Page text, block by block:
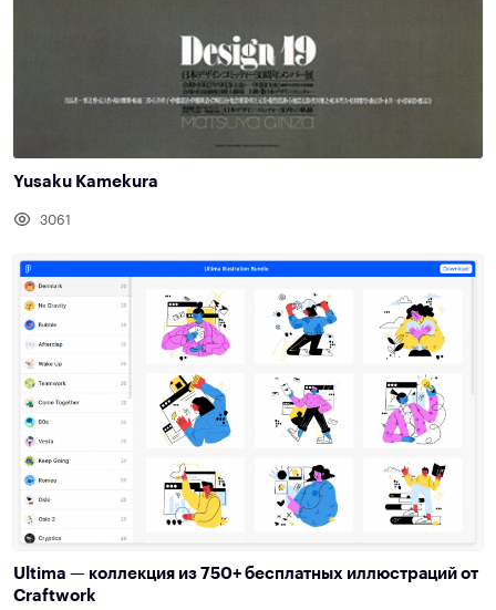
Yusaku Kamekura
3061
Ultima — коллекция из 750+ бесплатных иллюстраций от
Craftwork